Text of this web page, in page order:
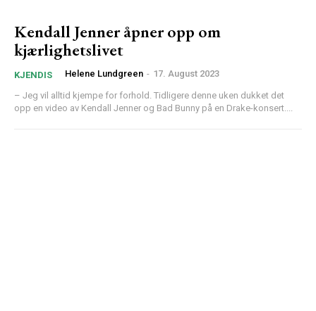
Kendall Jenner åpner opp om
kjærlighetslivet
KJENDIS Helene Lundgreen - 17. August 2023
– Jeg vil alltid kjempe for forhold. Tidligere denne uken dukket det
opp en video av Kendall Jenner og Bad Bunny på en Drake-konsert....